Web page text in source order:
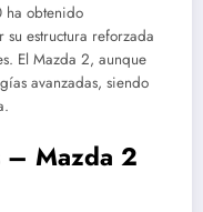
ha obtenido
su estructura reforzada
El Mazda 2, aunque
avanzadas, siendo
– Mazda 2